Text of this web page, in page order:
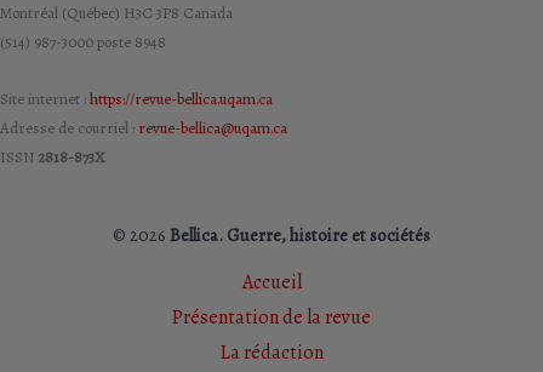
Montréal (Québec) H3C 3P8 Canada
(514) 987-3000 poste 8948
Site internet :https://revue-bellica.uqam.ca
Adresse de courriel : revue-bellica@uqam.ca
ISSN 2818-873X
© 2026 Bellica. Guerre, histoire et sociétés
Accueil
Présentation de la revue
La rédaction